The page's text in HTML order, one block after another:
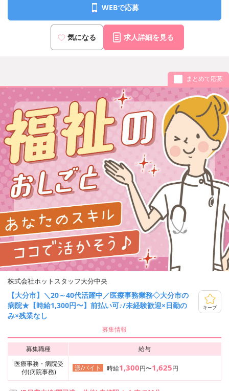
WEBで応募
気になる 求人詳細を見る
まとめて応募
株式会社ホットスタッフ大分中央
【大分市】＼20～40代活躍中／医療事務業務◇大分市の
病院★【時給1,300円〜】前払い可♪/未経験歓迎×日勤の
み×残業なし
キープ
募集情報
募集職種
給与
医療事務・病院受
付(病院事務)
派/バイト 時給1,300円〜1,625円